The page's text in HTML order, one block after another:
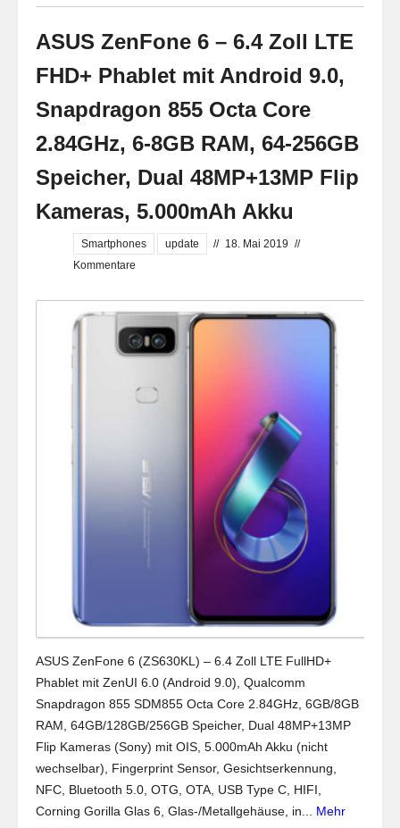
ASUS ZenFone 6 – 6.4 Zoll LTE
FHD+ Phablet mit Android 9.0,
Snapdragon 855 Octa Core
2.84GHz, 6-8GB RAM, 64-256GB
Speicher, Dual 48MP+13MP Flip
Kameras, 5.000mAh Akku
Smartphones update // 18. Mai 2019 //
Kommentare
ASUS ZenFone 6 (ZS630KL) – 6.4 Zoll LTE FullHD+
Phablet mit ZenUI 6.0 (Android 9.0), Qualcomm
Snapdragon 855 SDM855 Octa Core 2.84GHz, 6GB/8GB
RAM, 64GB/128GB/256GB Speicher, Dual 48MP+13MP
Flip Kameras (Sony) mit OIS, 5.000mAh Akku (nicht
wechselbar), Fingerprint Sensor, Gesichtserkennung,
NFC, Bluetooth 5.0, OTG, OTA, USB Type C, HIFI,
Corning Gorilla Glas 6, Glas-/Metallgehäuse, in... Mehr